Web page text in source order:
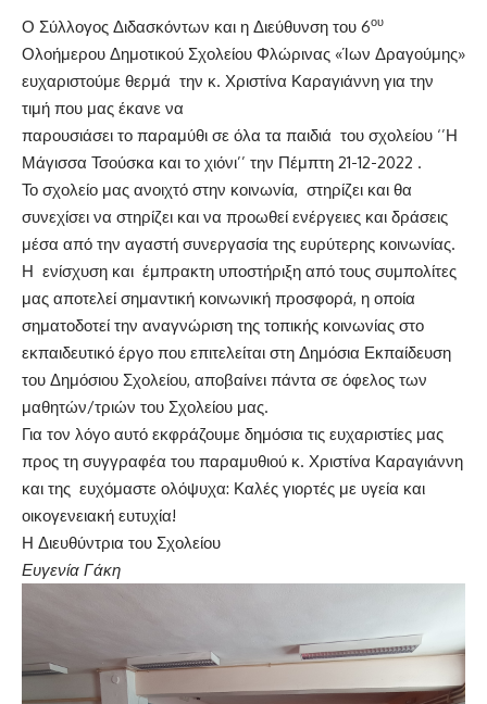
Ο Σύλλογος Διδασκόντων και η Διεύθυνση του 6ου
Ολοήμερου Δημοτικού Σχολείου Φλώρινας «Ίων Δραγούμης»
ευχαριστούμε θερμά την κ. Χριστίνα Καραγιάννη για την
τιμή που μας έκανε να
παρουσιάσει το παραμύθι σε όλα τα παιδιά του σχολείου ‘’Η
Μάγισσα Τσούσκα και το χιόνι’’ την Πέμπτη 21-12-2022 .
Το σχολείο μας ανοιχτό στην κοινωνία, στηρίζει και θα
συνεχίσει να στηρίζει και να προωθεί ενέργειες και δράσεις
μέσα από την αγαστή συνεργασία της ευρύτερης κοινωνίας.
Η ενίσχυση και έμπρακτη υποστήριξη από τους συμπολίτες
μας αποτελεί σημαντική κοινωνική προσφορά, η οποία
σηματοδοτεί την αναγνώριση της τοπικής κοινωνίας στο
εκπαιδευτικό έργο που επιτελείται στη Δημόσια Εκπαίδευση
του Δημόσιου Σχολείου, αποβαίνει πάντα σε όφελος των
μαθητών/τριών του Σχολείου μας.
Για τον λόγο αυτό εκφράζουμε δημόσια τις ευχαριστίες μας
προς τη συγγραφέα του παραμυθιού κ. Χριστίνα Καραγιάννη
και της ευχόμαστε ολόψυχα: Καλές γιορτές με υγεία και
οικογενειακή ευτυχία!
Η Διευθύντρια του Σχολείου
Ευγενία Γάκη